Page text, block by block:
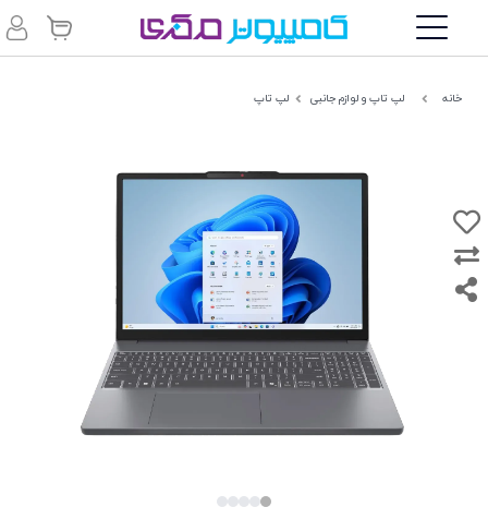
خانه لپ تاپ و لوازم جانبی لپ تاپ